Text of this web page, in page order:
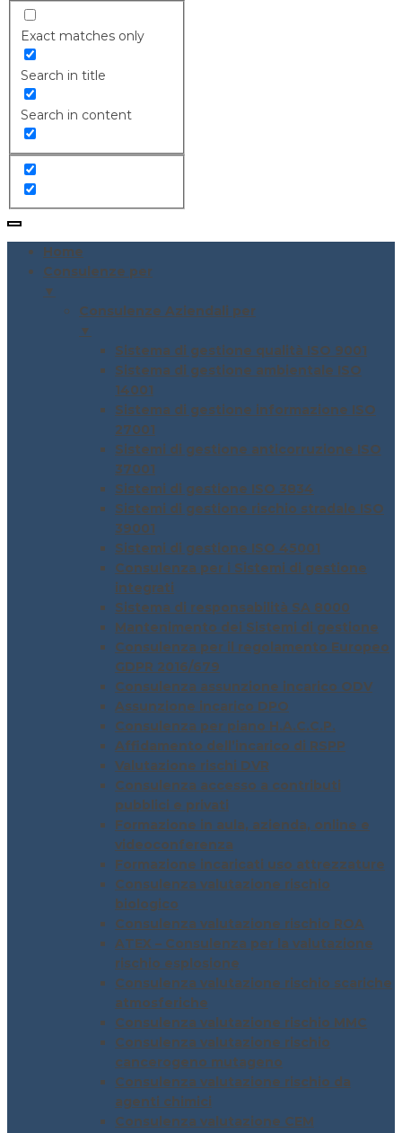
Exact matches only
Search in title
Search in content
Home
Consulenze per
▼
Consulenze Aziendali per
▼
Sistema di gestione qualità ISO 9001
Sistema di gestione ambientale ISO
14001
Sistema di gestione informazione ISO
27001
Sistemi di gestione anticorruzione ISO
37001
Sistemi di gestione ISO 3834
Sistemi di gestione rischio stradale ISO
39001
Sistemi di gestione ISO 45001
Consulenza per i Sistemi di gestione
integrati
Sistema di responsabilità SA 8000
Mantenimento dei Sistemi di gestione
Consulenza per il regolamento Europeo
GDPR 2016/679
Consulenza assunzione incarico ODV
Assunzione incarico DPO
Consulenza per piano H.A.C.C.P.
Affidamento dell’incarico di RSPP
Valutazione rischi DVR
Consulenza accesso a contributi
pubblici e privati
Formazione in aula, azienda, online e
videoconferenza
Formazione incaricati uso attrezzature
Consulenza valutazione rischio
biologico
Consulenza valutazione rischio ROA
ATEX – Consulenza per la valutazione
rischio esplosione
Consulenza valutazione rischio scariche
atmosferiche
Consulenza valutazione rischio MMC
Consulenza valutazione rischio
cancerogeno mutageno
Consulenza valutazione rischio da
agenti chimici
Consulenza valutazione CEM